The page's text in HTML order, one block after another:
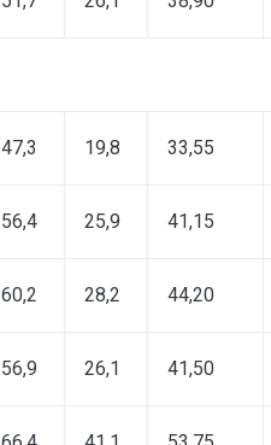
47,3 19,8 33,55
56,4 25,9 41,15
60,2 28,2 44,20
56,9 26,1 41,50